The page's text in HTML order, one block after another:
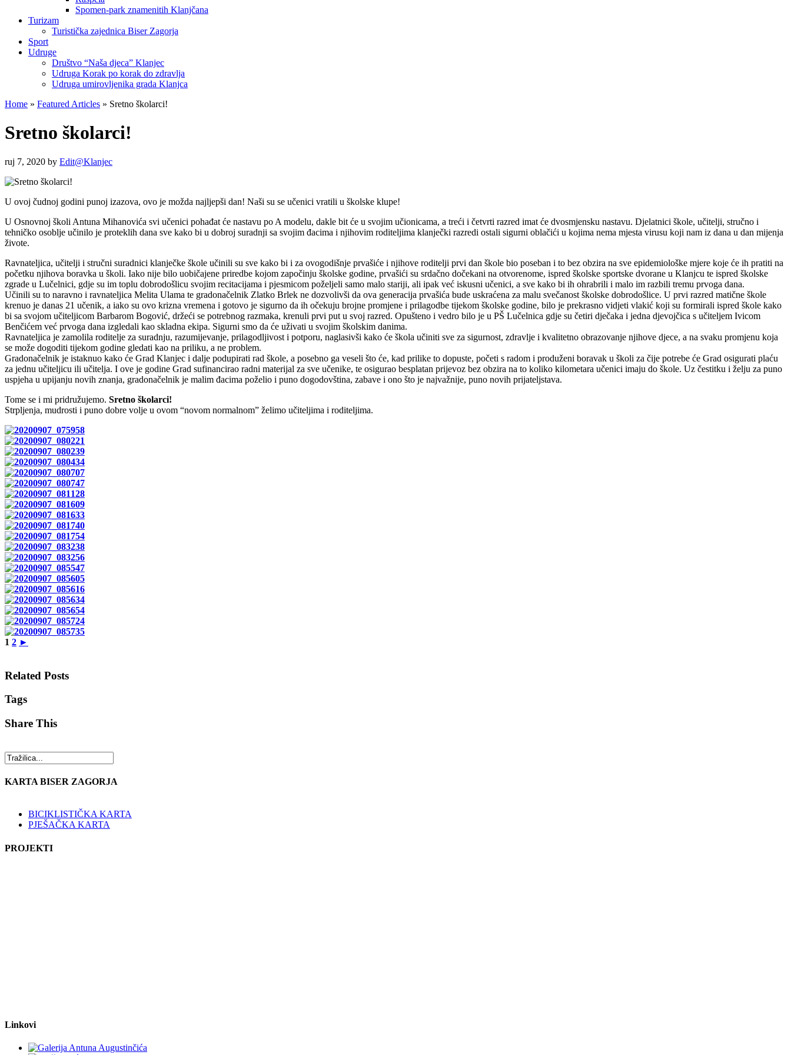
Spomen-park znamenitih Klanjčana
Turizam
Turistička zajednica Biser Zagorja
Sport
Udruge
Društvo “Naša djeca” Klanjec
Udruga Korak po korak do zdravlja
Udruga umirovljenika grada Klanjca
Home » Featured Articles » Sretno školarci!
Sretno školarci!
ruj 7, 2020 by Edit@Klanjec
U ovoj čudnoj godini punoj izazova, ovo je možda najljepši dan! Naši su se učenici vratili u školske klupe!
U Osnovnoj školi Antuna Mihanovića svi učenici pohađat će nastavu po A modelu, dakle bit će u svojim učionicama, a treći i četvrti razred imat će dvosmjensku nastavu. Djelatnici škole, učitelji, stručno i
tehničko osoblje učinilo je proteklih dana sve kako bi u dobroj suradnji sa svojim đacima i njihovim roditeljima klanječki razredi ostali sigurni oblačići u kojima nema mjesta virusu koji nam iz dana u dan mijenja
živote.
Ravnateljica, učitelji i stručni suradnici klanječke škole učinili su sve kako bi i za ovogodišnje prvašiće i njihove roditelji prvi dan škole bio poseban i to bez obzira na sve epidemiološke mjere koje će ih pratiti na
početku njihova boravka u školi. Iako nije bilo uobičajene priredbe kojom započinju školske godine, prvašići su srdačno dočekani na otvorenome, ispred školske sportske dvorane u Klanjcu te ispred školske
zgrade u Lučelnici, gdje su im toplu dobrodošlicu svojim recitacijama i pjesmicom poželjeli samo malo stariji, ali ipak već iskusni učenici, a sve kako bi ih ohrabrili i malo im razbili tremu prvoga dana.
Učinili su to naravno i ravnateljica Melita Ulama te gradonačelnik Zlatko Brlek ne dozvolivši da ova generacija prvašića bude uskraćena za malu svečanost školske dobrodošlice. U prvi razred matične škole
krenuo je danas 21 učenik, a iako su ovo krizna vremena i gotovo je sigurno da ih očekuju brojne promjene i prilagodbe tijekom školske godine, bilo je prekrasno vidjeti vlakić koji su formirali ispred škole kako
bi sa svojom učiteljicom Barbarom Bogović, držeći se potrebnog razmaka, krenuli prvi put u svoj razred. Opušteno i vedro bilo je u PŠ Lučelnica gdje su četiri dječaka i jedna djevojčica s učiteljem Ivicom
Benčićem već prvoga dana izgledali kao skladna ekipa. Sigurni smo da će uživati u svojim školskim danima.
Ravnateljica je zamolila roditelje za suradnju, razumijevanje, prilagodljivost i potporu, naglasivši kako će škola učiniti sve za sigurnost, zdravlje i kvalitetno obrazovanje njihove djece, a na svaku promjenu koja
se može dogoditi tijekom godine gledati kao na priliku, a ne problem.
Gradonačelnik je istaknuo kako će Grad Klanjec i dalje podupirati rad škole, a posebno ga veseli što će, kad prilike to dopuste, početi s radom i produženi boravak u školi za čije potrebe će Grad osigurati plaću
za jednu učiteljicu ili učitelja. I ove je godine Grad sufinancirao radni materijal za sve učenike, te osigurao besplatan prijevoz bez obzira na to koliko kilometara učenici imaju do škole. Uz čestitku i želju za puno
uspjeha u upijanju novih znanja, gradonačelnik je malim đacima poželio i puno dogodovština, zabave i ono što je najvažnije, puno novih prijateljstava.
Tome se i mi pridružujemo. Sretno školarci!
Strpljenja, mudrosti i puno dobre volje u ovom “novom normalnom” želimo učiteljima i roditeljima.
1 2 ►
Related Posts
Tags
Share This
KARTA BISER ZAGORJA
BICIKLISTIČKA KARTA
PJEŠAČKA KARTA
PROJEKTI
Linkovi